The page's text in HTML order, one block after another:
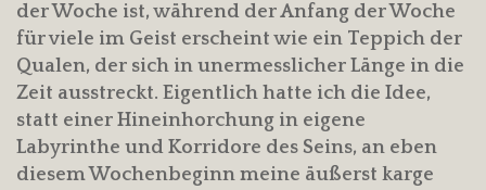
der Woche ist, während der Anfang der Woche
für viele im Geist erscheint wie ein Teppich der
Qualen, der sich in unermesslicher Länge in die
Zeit ausstreckt. Eigentlich hatte ich die Idee,
statt einer Hineinhorchung in eigene
Labyrinthe und Korridore des Seins, an eben
diesem Wochenbeginn meine äußerst karge